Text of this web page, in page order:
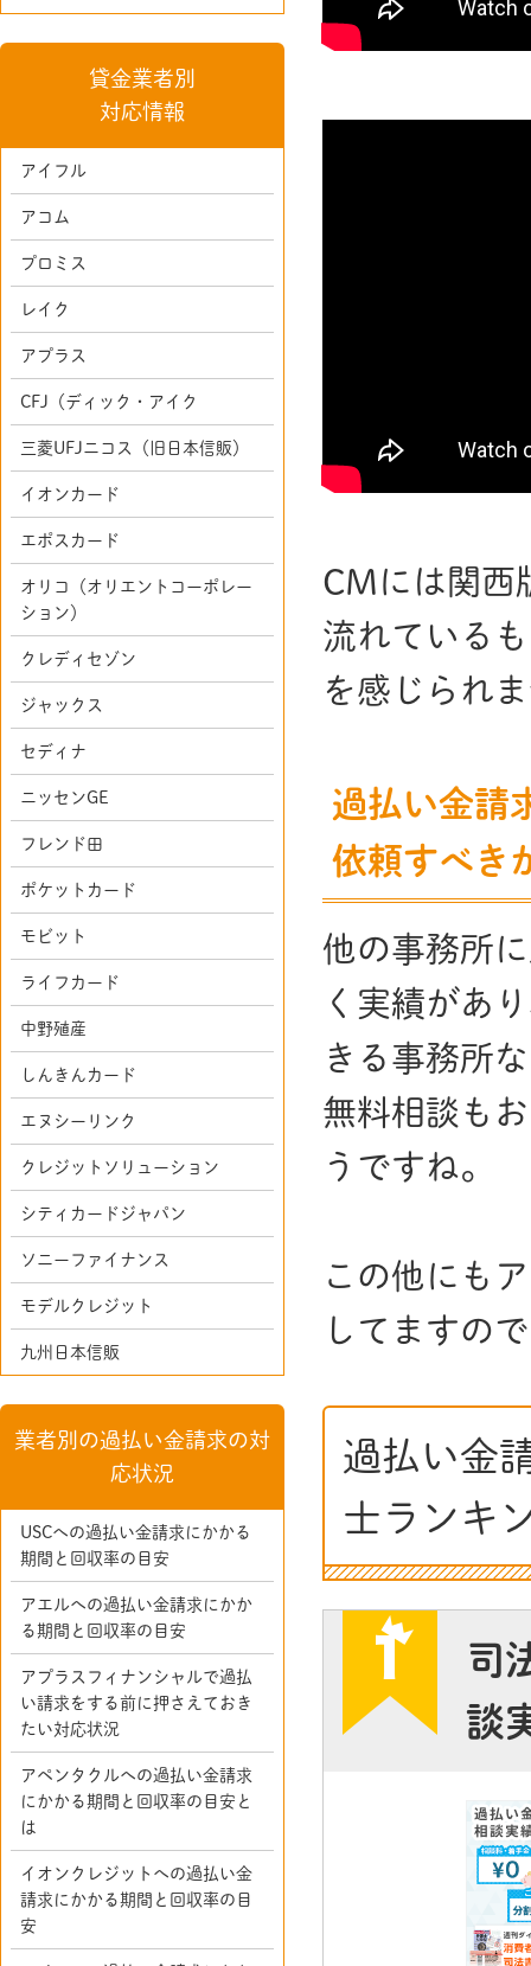
CMには関西
流れている
を感じられ
過払い金請
依頼すべき
他の事務所
く実績があ
きる事務所
無料相談も
うですね。
この他にも
してますの
過払い金
士ランキ
司
談
貸金業者別
対応情報
アイフル
アコム
プロミス
レイク
アプラス
CFJ（ディック・アイク
三菱UFJニコス（旧日本信販）
イオンカード
エポスカード
オリコ（オリエントコーポレー
ション）
クレディセゾン
ジャックス
セディナ
ニッセンGE
フレンド田
ポケットカード
モビット
ライフカード
中野殖産
しんきんカード
エヌシーリンク
クレジットソリューション
シティカードジャパン
ソニーファイナンス
モデルクレジット
九州日本信販
業者別の過払い金請求の対
応状況
USCへの過払い金請求にかかる
期間と回収率の目安
アエルへの過払い金請求にかか
る期間と回収率の目安
アプラスフィナンシャルで過払
い請求をする前に押さえておき
たい対応状況
アペンタクルへの過払い金請求
にかかる期間と回収率の目安と
は
イオンクレジットへの過払い金
請求にかかる期間と回収率の目
安